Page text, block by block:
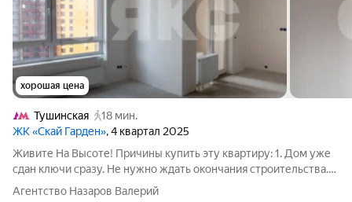
хорошая цена
Тушинская
18 мин.
ЖК «Скай Гарден», 4 квартал 2025
Живите На Высоте! Причины купить эту квартиру: 1. Дом уже
сдан ключи сразу. Не нужно ждать окончания строительства.
Можно приступать к ремонту сразу после сделки или быстро
Агентство Назаров Валерий